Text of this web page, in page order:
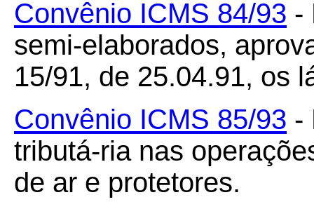
Convênio ICMS 84/93 -
semi-elaborados,
15/91, de 25.04.91, os
Convênio ICMS 85/93 -
tributá-ria nas
de ar e protetores.